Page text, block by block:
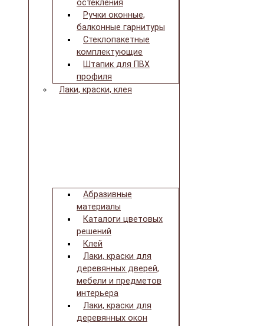
остекления
Ручки оконные,
балконные гарнитуры
Стеклопакетные
комплектующие
Штапик для ПВХ
профиля
Лаки, краски, клея
Абразивные
материалы
Каталоги цветовых
решений
Клей
Лаки, краски для
деревянных дверей,
мебели и предметов
интерьера
Лаки, краски для
деревянных окон